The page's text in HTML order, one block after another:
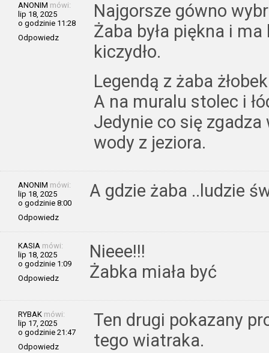
ANONIM mówi:
lip 18, 2025
o godzinie 11:28
Odpowiedz
Najgorsze gówno
Żaba była piękna i
kiczydło.
Legendą z żaba
A na muralu stolec i
Jedynie co się
wody z jeziora.
ANONIM mówi:
lip 18, 2025
o godzinie 8:00
Odpowiedz
A gdzie żaba ..ludzie
KASIA mówi:
lip 18, 2025
o godzinie 1:09
Odpowiedz
Nieee!!!
Żabka miała być
RYBAK mówi:
lip 17, 2025
o godzinie 21:47
Odpowiedz
Ten drugi pokazany
tego wiatraka.